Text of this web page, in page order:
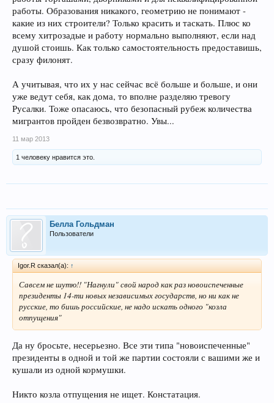
работы. Образования никакого, геометрию не понимают -
какие из них строители? Только красить и таскать. Плюс ко
всему хитрозадые и работу нормально выполняют, если над
душой стоишь. Как только самостоятельность предоставишь,
сразу филонят.
А учитывая, что их у нас сейчас всё больше и больше, и они
уже ведут себя, как дома, то вполне разделяю тревогу
Русалки. Тоже опасаюсь, что безопасный рубеж количества
мигрантов пройден безвозвратно. Увы...
11 мар 2013
1 человеку нравится это.
Белла Гольдман
Пользователи
Igor.R сказал(а): ↑
Савсем не шутю!! "Нагнули" свой народ как раз новоиспеченные
президенты 14-ти новых независимых государств, но ни как не
русские, то бишь российские, не надо искать одного "козла
отпущения"
Да ну бросьте, несерьезно. Все эти типа "новоиспеченные"
президенты в одной и той же партии состояли с вашими же и
кушали из одной кормушки.
Никто козла отпущения не ищет. Констатация.